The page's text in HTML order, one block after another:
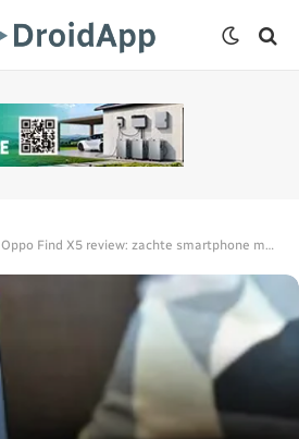
Oppo Find X5 review: zachte smartphone met ruwe rand